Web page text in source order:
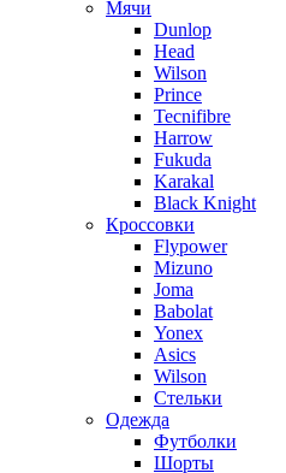
Мячи
Dunlop
Head
Wilson
Prince
Tecnifibre
Harrow
Fukuda
Karakal
Black Knight
Кроссовки
Flypower
Mizuno
Joma
Babolat
Yonex
Asics
Wilson
Стельки
Одежда
Футболки
Шорты